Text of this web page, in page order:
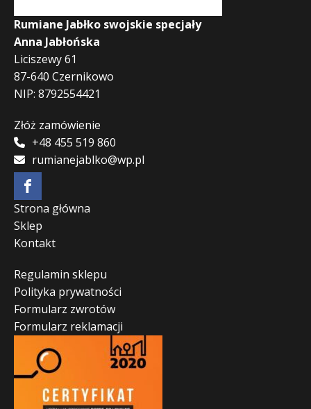
Rumiane Jabłko swojskie specjały
Anna Jabłońska
Liciszewy 61
87-640 Czernikowo
NIP: 8792554421
Złóż zamówienie
+48 455 519 860
rumianejablko@wp.pl
Strona główna
Sklep
Kontakt
Regulamin sklepu
Polityka prywatności
Formularz zwrotów
Formularz reklamacji